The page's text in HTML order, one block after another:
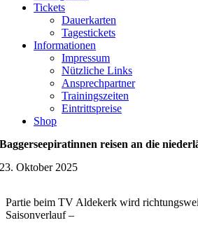
Tickets
Dauerkarten
Tagestickets
Informationen
Impressum
Nützliche Links
Ansprechpartner
Trainingszeiten
Eintrittspreise
Shop
Baggerseepiratinnen reisen an die
23. Oktober 2025
Partie beim TV Aldekerk wird
Saisonverlauf –